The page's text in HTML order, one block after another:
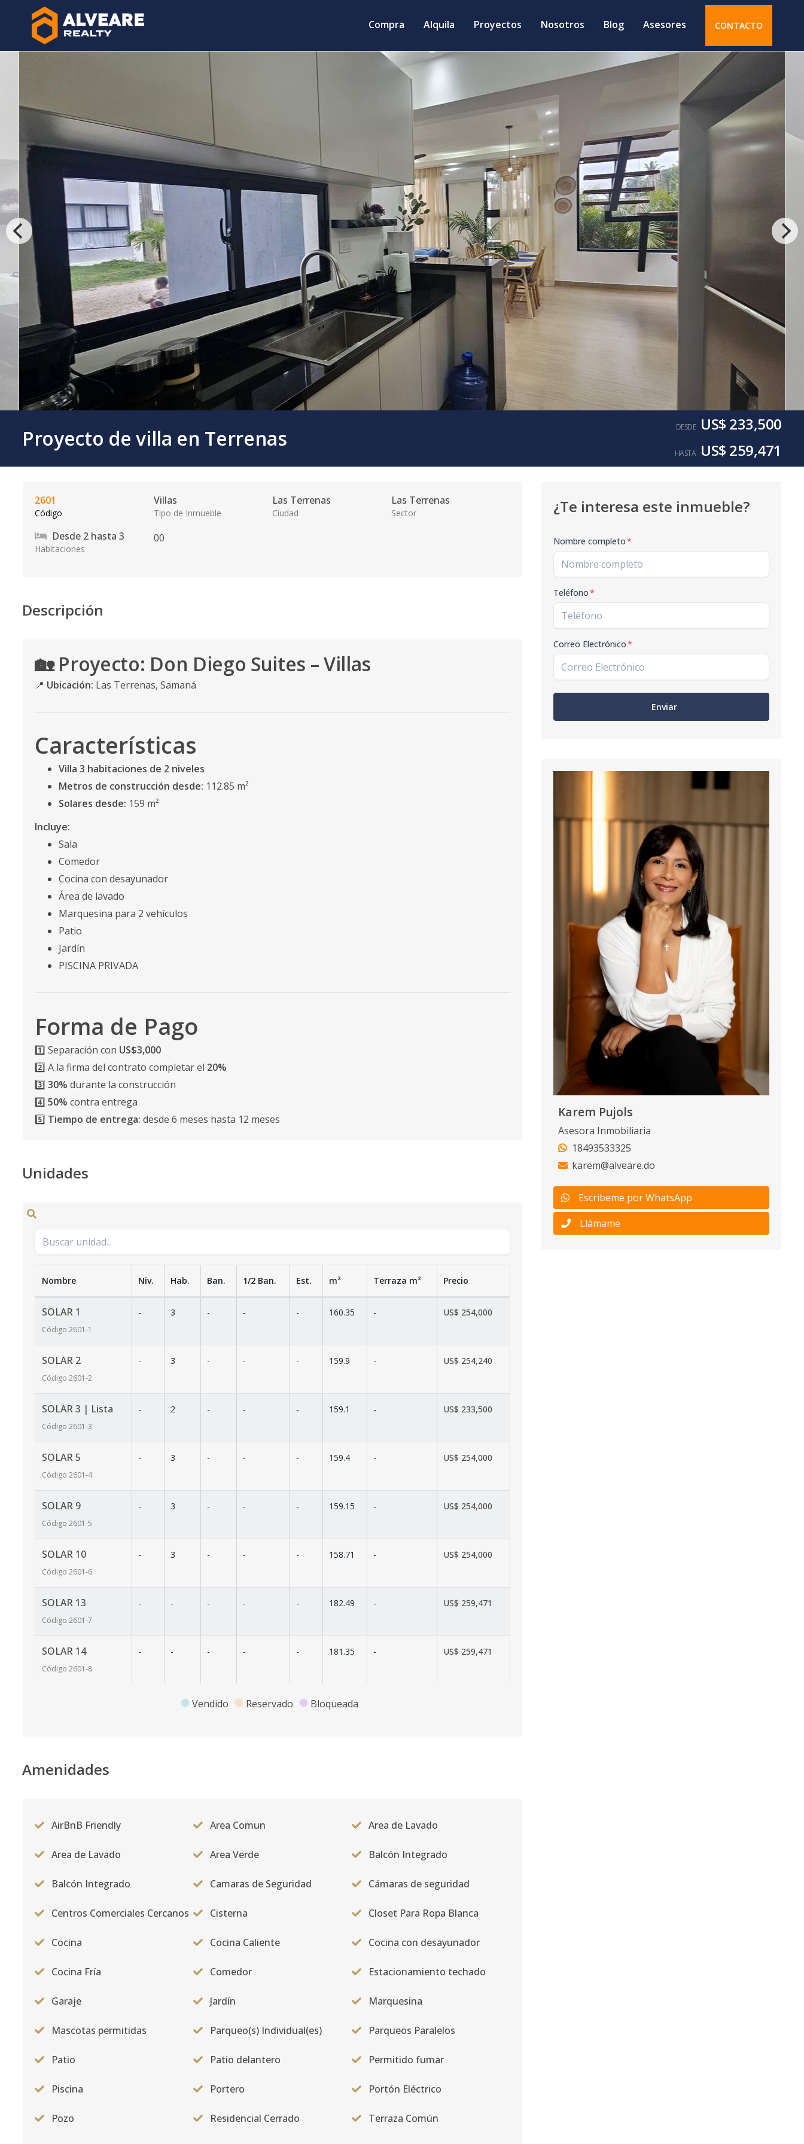
Compra Alquila Proyectos Nosotros Blog Asesores CONTACTO
Proyecto de villa en Terrenas DESDE US$ 233,500
HASTA US$ 259,471
2601
Código
Villas
Tipo de Inmueble
Las Terrenas
Ciudad
Las Terrenas
Sector
Desde 2 hasta 3
Habitaciones
00
Descripción
🏡Proyecto: Don Diego Suites – Villas
📍 Ubicación: Las Terrenas, Samaná
Características
Villa 3 habitaciones de 2 niveles
Metros de construcción desde: 112.85 m²
Solares desde: 159 m²
Incluye:
Sala
Comedor
Cocina con desayunador
Área de lavado
Marquesina para 2 vehículos
Patio
Jardín
PISCINA PRIVADA
Forma de Pago
1️⃣ Separación con US$3,000
2️⃣ A la firma del contrato completar el 20%
3️⃣ 30% durante la construcción
4️⃣ 50% contra entrega
5️⃣ Tiempo de entrega: desde 6 meses hasta 12 meses
Unidades
Nombre Niv. Hab. Ban. 1/2 Ban. Est. m² Terraza m² Precio
SOLAR 1
Código 2601-1
- 3 - - - 160.35 - US$ 254,000
SOLAR 2
Código 2601-2
- 3 - - - 159.9 - US$ 254,240
SOLAR 3 | Lista
Código 2601-3
- 2 - - - 159.1 - US$ 233,500
SOLAR 5
Código 2601-4
- 3 - - - 159.4 - US$ 254,000
SOLAR 9
Código 2601-5
- 3 - - - 159.15 - US$ 254,000
SOLAR 10
Código 2601-6
- 3 - - - 158.71 - US$ 254,000
SOLAR 13
Código 2601-7
- - - - - 182.49 - US$ 259,471
SOLAR 14
Código 2601-8
- - - - - 181.35 - US$ 259,471
Vendido Reservado Bloqueada
Amenidades
AirBnB Friendly Area Comun Area de Lavado
Area de Lavado Area Verde Balcón Integrado
Balcón Integrado Camaras de Seguridad Cámaras de seguridad
Centros Comerciales Cercanos Cisterna Closet Para Ropa Blanca
Cocina Cocina Caliente Cocina con desayunador
Cocina Fría Comedor Estacionamiento techado
Garaje Jardín Marquesina
Mascotas permitidas Parqueo(s) Individual(es) Parqueos Paralelos
Patio Patio delantero Permitido fumar
Piscina Portero Portón Eléctrico
Pozo Residencial Cerrado Terraza Común
¿Te interesa este inmueble?
Nombre completo*
Teléfono*
Correo Electrónico*
Enviar
Karem Pujols
Asesora Inmobiliaria
18493533325
karem@alveare.do
Escribeme por WhatsApp
Llámame